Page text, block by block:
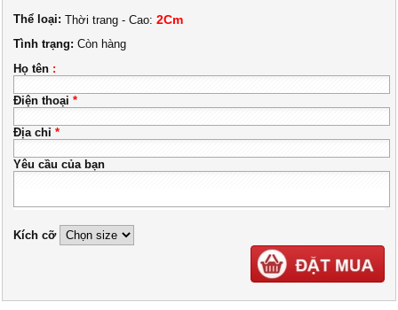
Thể loại: Thời trang - Cao: 2Cm
Tình trạng: Còn hàng
Họ tên :
Điện thoại *
Địa chỉ *
Yêu cầu của bạn
Kích cỡ